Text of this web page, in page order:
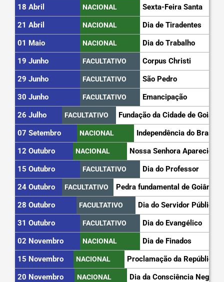
18 Abril
NACIONAL
Sexta-Feira Santa
21 Abril
NACIONAL
Dia de Tiradentes
01 Maio
NACIONAL
Dia do Trabalho
19 Junho
FACULTATIVO
Corpus Christi
29 Junho
FACULTATIVO
São Pedro
30 Junho
FACULTATIVO
Emancipação
26 Julho
FACULTATIVO
Fundação da Cidade de Goiás
07 Setembro
NACIONAL
Independência do Brasil
12 Outubro
NACIONAL
Nossa Senhora Aparecida
15 Outubro
FACULTATIVO
Dia do Professor
24 Outubro
FACULTATIVO
Pedra fundamental de Goiânia
28 Outubro
FACULTATIVO
Dia do Servidor Público
31 Outubro
FACULTATIVO
Dia do Evangélico
02 Novembro
NACIONAL
Dia de Finados
15 Novembro
NACIONAL
Proclamação da República
20 Novembro
NACIONAL
Dia da Consciência Negra